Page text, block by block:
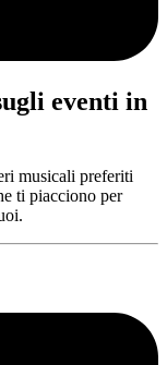
eventi in
musicali preferiti
ti piacciono per